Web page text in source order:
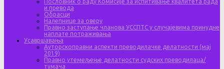
и превода
Обрасци
Налепнице за оверу
Правно заступање чланова УССПТС у случајевима принудне
наплате потраживања
Усавршавања
Ауторскоправни аспекти преводилачке делатности (мај
2019)
Правно утемељење делатности судских преводилаца/
тумача